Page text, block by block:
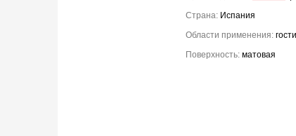
Страна: Испания
Области применения:
Поверхность: матовая